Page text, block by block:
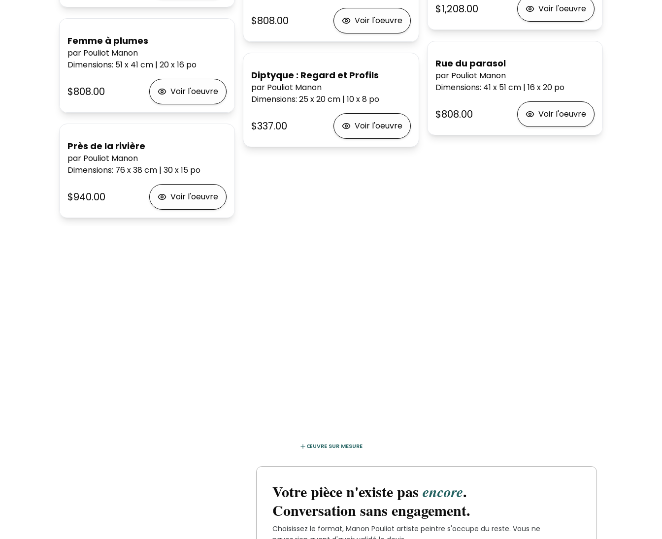
Femme à plumes
par Pouliot Manon
Dimensions: 51 x 41 cm | 20 x 16 po
$808.00 Voir l'oeuvre
Près de la rivière
par Pouliot Manon
Dimensions: 76 x 38cm | 30 x 15 po
$940.00 Voir l'oeuvre
$808.00 Voir l'oeuvre
Diptyque : Regard et Profils
par Pouliot Manon
Dimensions:25 x 20cm |10 x 8 po
$337.00 Voir l'oeuvre
$1,208.00 Voir l'oeuvre
Rue du parasol
par Pouliot Manon
Dimensions: 41 x 51 cm| 16 x 20 po
$808.00 Voir l'oeuvre
ŒUVRE SUR MESURE
Votre pièce n'existe pas encore.
Conversation sans engagement.
Choisissez le format, Manon Pouliot artiste peintre s'occupe du reste. Vous ne